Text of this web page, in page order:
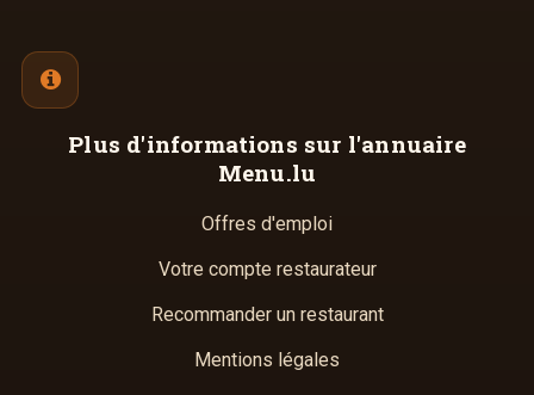
Plus d'informations sur l'annuaire
Menu.lu
Offres d'emploi
Votre compte restaurateur
Recommander un restaurant
Mentions légales